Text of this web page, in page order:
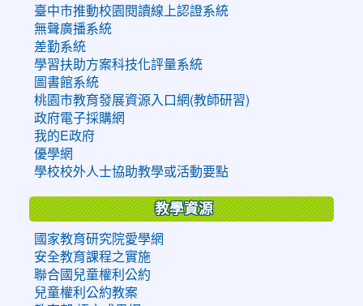
臺中市推動校園閱讀線上認證系統
無聲廣播系統
差勤系統
學習扶助方案科技化評量系統
圖書館系統
桃園市教育發展資源入口網(教師研習)
政府電子採購網
我的E政府
優學網
學校校外人士協助教學或活動要點
教學資源
國家教育研究院愛學網
安全教育課程之實施
聯合國兒童權利公約
兒童權利公約教案